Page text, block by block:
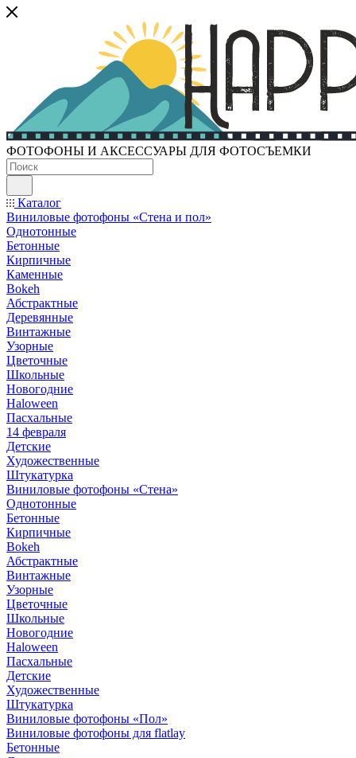
ФОТОФОНЫ И АКСЕССУАРЫ ДЛЯ ФОТОСЪЕМКИ
Каталог
Виниловые фотофоны «Стена и пол»
Однотонные
Бетонные
Кирпичные
Каменные
Bokeh
Абстрактные
Деревянные
Винтажные
Узорные
Цветочные
Школьные
Новогодние
Haloween
Пасхальные
14 февраля
Детские
Художественные
Штукатурка
Виниловые фотофоны «Стена»
Однотонные
Бетонные
Кирпичные
Bokeh
Абстрактные
Винтажные
Узорные
Цветочные
Школьные
Новогодние
Haloween
Пасхальные
Детские
Художественные
Штукатурка
Виниловые фотофоны «Пол»
Виниловые фотофоны для flatlay
Бетонные